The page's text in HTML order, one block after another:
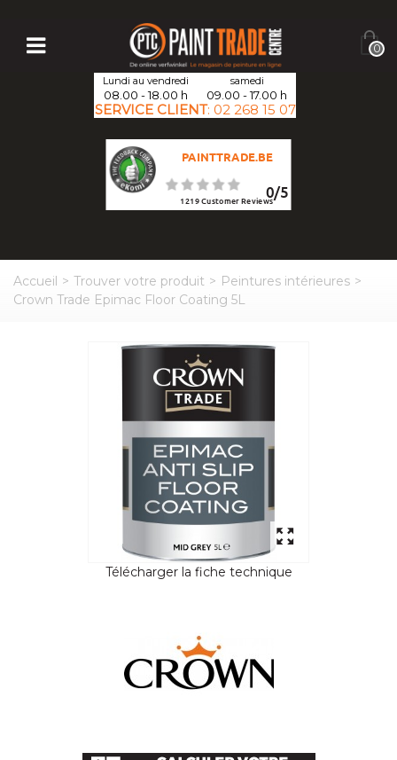
0
Lundi au vendredi
08.00 - 18.00 h
samedi
09.00 - 17.00 h
SERVICE CLIENT: 02 268 15 07
PAINTTRADE.BE
0/5
1219Customer Reviews
Accueil > Trouver votre produit > Peintures intérieures >
Crown Trade Epimac Floor Coating 5L
Télécharger la fiche technique